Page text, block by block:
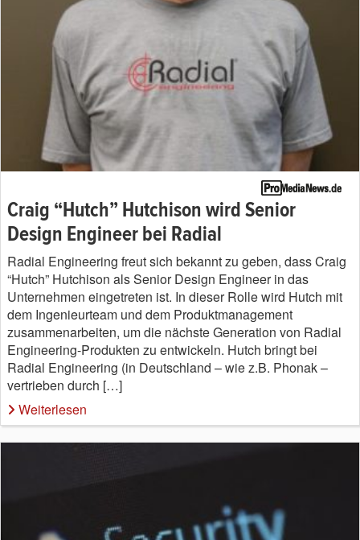
Craig “Hutch” Hutchison wird Senior
Design Engineer bei Radial
Radial Engineering freut sich bekannt zu geben, dass Craig
“Hutch” Hutchison als Senior Design Engineer in das
Unternehmen eingetreten ist. In dieser Rolle wird Hutch mit
dem Ingenieurteam und dem Produktmanagement
zusammenarbeiten, um die nächste Generation von Radial
Engineering-Produkten zu entwickeln. Hutch bringt bei
Radial Engineering (in Deutschland – wie z.B. Phonak –
vertrieben durch […]
Weiterlesen